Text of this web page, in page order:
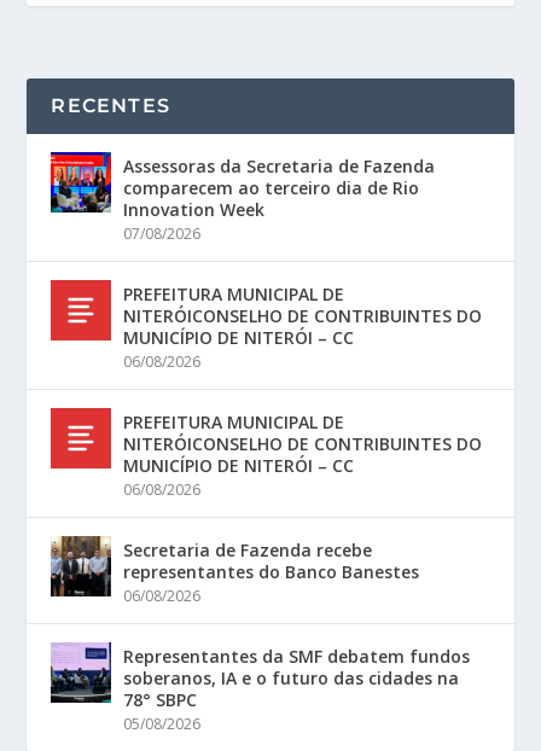
RECENTES
Assessoras da Secretaria de Fazenda
comparecem ao terceiro dia de Rio
Innovation Week
07/08/2026
PREFEITURA MUNICIPAL DE
NITERÓICONSELHO DE CONTRIBUINTES DO
MUNICÍPIO DE NITERÓI – CC
06/08/2026
PREFEITURA MUNICIPAL DE
NITERÓICONSELHO DE CONTRIBUINTES DO
MUNICÍPIO DE NITERÓI – CC
06/08/2026
Secretaria de Fazenda recebe
representantes do Banco Banestes
06/08/2026
Representantes da SMF debatem fundos
soberanos, IA e o futuro das cidades na
78° SBPC
05/08/2026